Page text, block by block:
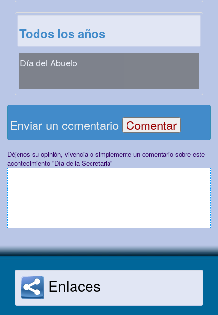
Todos los años
Día del Abuelo
Enviar un comentario
Déjenos su opinión, vivencia o simplemente un comentario sobre este
acontecimiento "Día de la Secretaria"
Enlaces